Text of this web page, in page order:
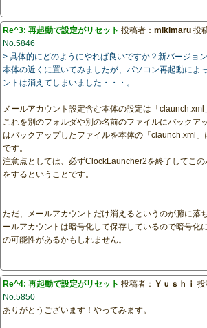
Re^3: 再起動で設定がリセット 投稿者： mikimaru 投
No.5846
> 具体的にどのようにやれば良いですか？新バージョ
本体の近くに置いてみましたが、パソコン再起動によ
ントは消えてしまいました・・・。
メールアカウント設定含む本体の設定は「claunch.xml
これを別のフォルダや別の名前のファイルにバックア
はバックアップしたファイルを本体の「claunch.xml」
です。
注意点としては、必ずClockLauncher2を終了してこ
をするということです。
ただ、メールアカウントだけ消えるというのが腑に落
ールアカウントは暗号化して保存しているので暗号化
の可能性があるかもしれません。
Re^4: 再起動で設定がリセット 投稿者： Ｙｕｓｈｉ
No.5850
ありがとうございます！やってみます。